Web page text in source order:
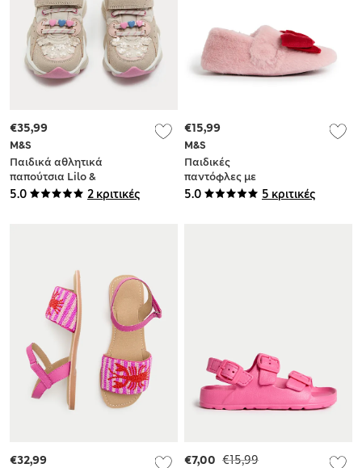
5.0 2 κριτικές
M&S
Παιδικά αθλητικά
παπούτσια Lilo &
Stitch™ (4 Small - 2
€35,99
5.0 5 κριτικές
M&S
Παιδικές
παντόφλες με
φιόγκο και βέλκρο
€15,99
€32,99 €15,99
€7,00